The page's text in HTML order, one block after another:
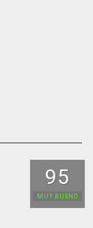
95
MUY BUENO